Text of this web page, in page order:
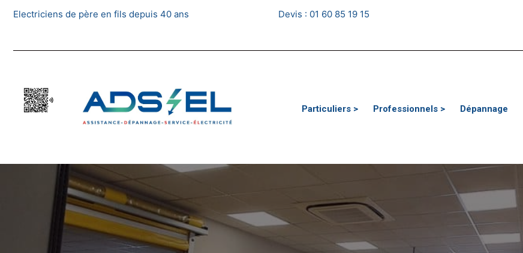
Electriciens de père en fils depuis 40 ans Devis : 01 60 85 19 15
Particuliers > Professionnels > Dépannage